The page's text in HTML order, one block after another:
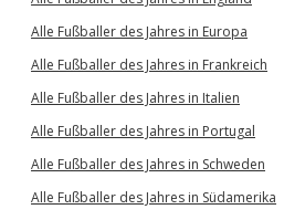
Alle Fußballer des Jahres in Europa
Alle Fußballer des Jahres in Frankreich
Alle Fußballer des Jahres in Italien
Alle Fußballer des Jahres in Portugal
Alle Fußballer des Jahres in Schweden
Alle Fußballer des Jahres in Südamerika